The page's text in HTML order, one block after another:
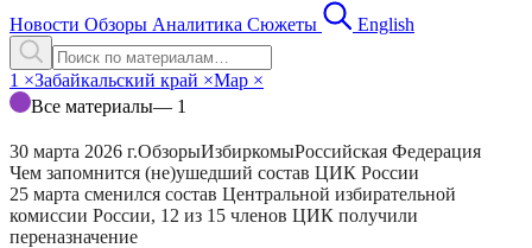
Новости Обзоры Аналитика Сюжеты English
1 ×Забайкальский край ×Мар ×
Все материалы— 1
30 марта 2026 г.ОбзорыИзбиркомыРоссийская Федерация
Чем запомнится (не)ушедший состав ЦИК России
25 марта сменился состав Центральной избирательной
комиссии России, 12 из 15 членов ЦИК получили
переназначение